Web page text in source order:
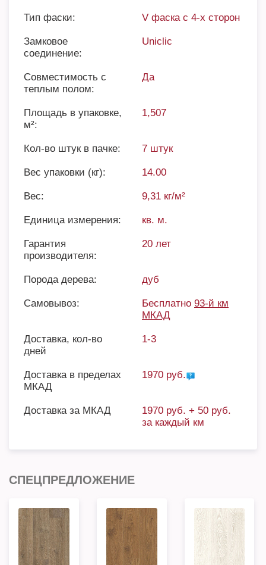
Тип фаски: V фаска с 4-х сторон
Замковое
соединение:
Uniclic
Совместимость с
теплым полом:
Да
Площадь в упаковке,
м²:
1,507
Кол-во штук в пачке: 7 штук
Вес упаковки (кг): 14.00
Вес: 9,31 кг/м²
Единица измерения: кв. м.
Гарантия
производителя:
20 лет
Порода дерева: дуб
Самовывоз: Бесплатно 93-й км
МКАД
Доставка, кол-во
дней
1-3
Доставка в пределах
МКАД
1970 руб.
Доставка за МКАД
1970 руб. + 50 руб.
за каждый км
СПЕЦПРЕДЛОЖЕНИЕ